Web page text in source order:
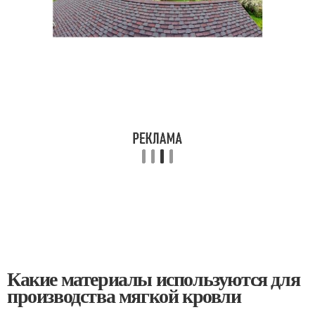
Какие материалы используются для
производства мягкой кровли